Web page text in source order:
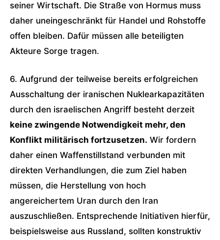
seiner Wirtschaft. Die Straße von Hormus muss
daher uneingeschränkt für Handel und Rohstoffe
offen bleiben. Dafür müssen alle beteiligten
Akteure Sorge tragen.
6. Aufgrund der teilweise bereits erfolgreichen
Ausschaltung der iranischen Nuklearkapazitäten
durch den israelischen Angriff besteht derzeit
keine zwingende Notwendigkeit mehr, den
Konflikt militärisch fortzusetzen. Wir fordern
daher einen Waffenstillstand verbunden mit
direkten Verhandlungen, die zum Ziel haben
müssen, die Herstellung von hoch
angereichertem Uran durch den Iran
auszuschließen. Entsprechende Initiativen hierfür,
beispielsweise aus Russland, sollten konstruktiv